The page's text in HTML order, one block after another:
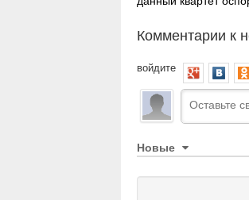
Комментарии к
войдите
Новые